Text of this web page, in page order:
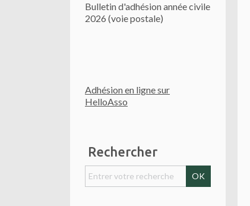
Bulletin d'adhésion année civile
2026 (voie postale)
Adhésion en ligne sur
HelloAsso
Rechercher